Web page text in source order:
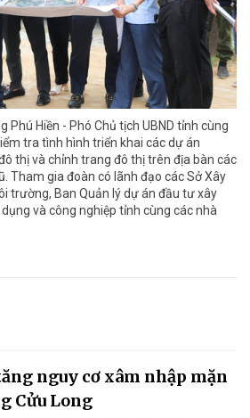
Phú Hiền - Phó Chủ tịch UBND tỉnh cùng
tra tình hình triển khai các dự án
thị và chỉnh trang đô thị trên địa bàn các
Tham gia đoàn có lãnh đạo các Sở Xây
trường, Ban Quản lý dự án đầu tư xây
và công nghiệp tỉnh cùng các nhà
nguy cơ xâm nhập mặn
Cửu Long